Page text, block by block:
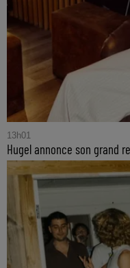
13h01
Hugel annonce son grand